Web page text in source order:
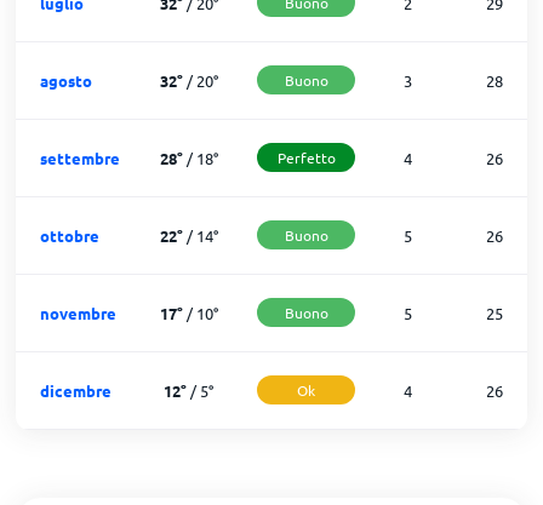
agosto 32°/20° Buono 3 28
settembre 28°/18° Perfetto 4 26
ottobre 22°/14° Buono 5 26
novembre 17°/10° Buono 5 25
dicembre 12° /5° Ok 4 26